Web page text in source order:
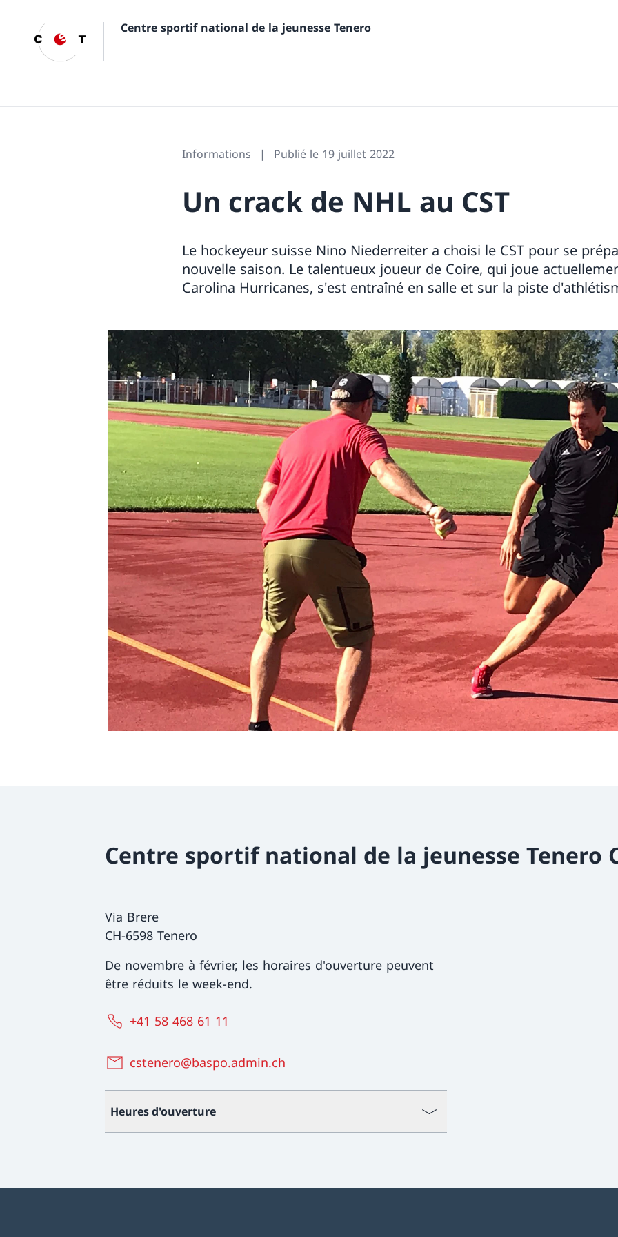
Centre sportif national de la jeunesse Tenero
Informations Publié le 19 juillet 2022
Un crack de NHL au CST
Le hockeyeur suisse Nino Niederreiter a choisi le CST pour se
nouvelle saison. Le talentueux joueur de Coire, qui joue
Carolina Hurricanes, s'est entraîné en salle et sur la piste
Centre sportif national de la jeunesse Tenero
Via Brere
CH-6598 Tenero
De novembre à février, les horaires d'ouverture peuvent
être réduits le week-end.
+41 58 468 61 11
cstenero@baspo.admin.ch
Heures d'ouverture